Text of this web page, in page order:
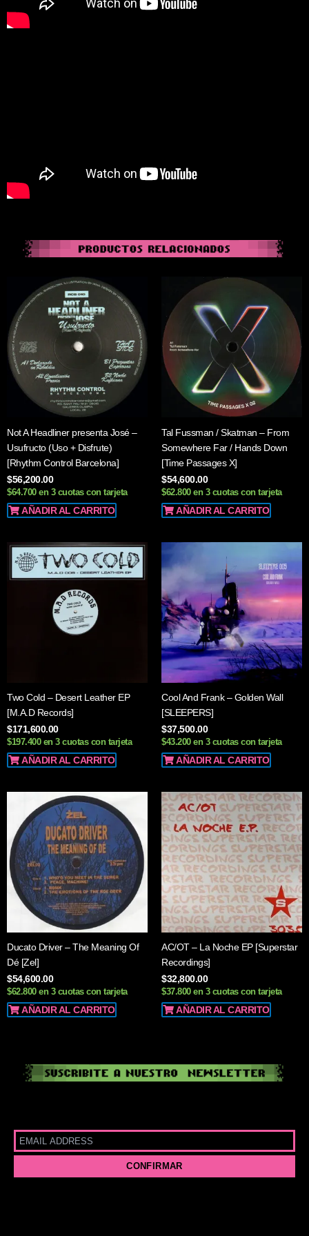
Not A Headliner presenta José –
Usufructo (Uso + Disfrute)
[Rhythm Control Barcelona]
$56,200.00
$64.700 en 3 cuotas con tarjeta
AÑADIR AL CARRITO
Tal Fussman / Skatman – From
Somewhere Far / Hands Down
[Time Passages X]
$54,600.00
$62.800 en 3 cuotas con tarjeta
AÑADIR AL CARRITO
Two Cold – Desert Leather EP
[M.A.D Records]
$171,600.00
$197.400 en 3 cuotas con tarjeta
AÑADIR AL CARRITO
Cool And Frank ‎– Golden Wall
[SLEEPERS]
$37,500.00
$43.200 en 3 cuotas con tarjeta
AÑADIR AL CARRITO
Ducato Driver – The Meaning Of
Dé [Zel]
$54,600.00
$62.800 en 3 cuotas con tarjeta
AÑADIR AL CARRITO
AC/OT – La Noche EP [Superstar
Recordings]
$32,800.00
$37.800 en 3 cuotas con tarjeta
AÑADIR AL CARRITO